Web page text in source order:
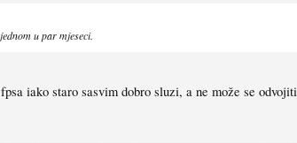
u par mjeseci.
iako staro sasvim dobro sluzi, a ne može se